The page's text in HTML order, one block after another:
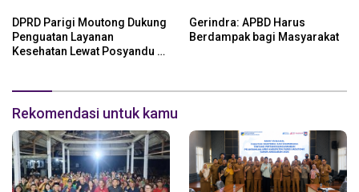
DPRD Parigi Moutong Dukung
Penguatan Layanan
Kesehatan Lewat Posyandu 6
Gerindra: APBD Harus
Berdampak bagi Masyarakat
Rekomendasi untuk kamu